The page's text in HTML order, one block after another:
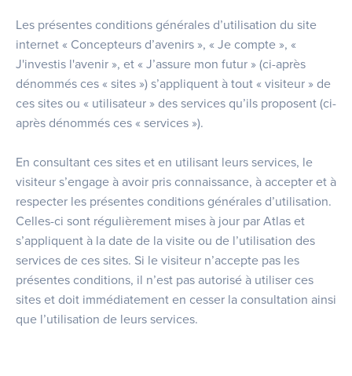
Les présentes conditions générales d’utilisation du site
internet « Concepteurs d’avenirs », « Je compte », «
J'investis l'avenir », et « J’assure mon futur » (ci-après
dénommés ces « sites ») s’appliquent à tout « visiteur » de
ces sites ou « utilisateur » des services qu’ils proposent (ci-
après dénommés ces « services »).
En consultant ces sites et en utilisant leurs services, le
visiteur s’engage à avoir pris connaissance, à accepter et à
respecter les présentes conditions générales d’utilisation.
Celles-ci sont régulièrement mises à jour par Atlas et
s’appliquent à la date de la visite ou de l’utilisation des
services de ces sites. Si le visiteur n’accepte pas les
présentes conditions, il n’est pas autorisé à utiliser ces
sites et doit immédiatement en cesser la consultation ainsi
que l’utilisation de leurs services.